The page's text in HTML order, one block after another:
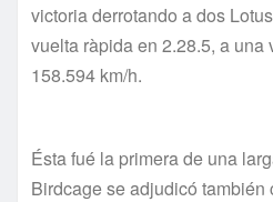
victoria derrotando a dos
vuelta ràpida en 2.28.5, a
158.594 km/h.
Ésta fué la primera de una
Birdcage se adjudicó también